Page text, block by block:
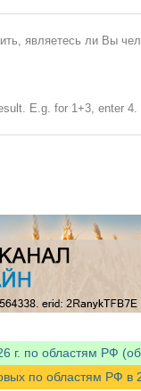
являетесь ли Вы
E.g. for 1+3, enter 4.
по областям РФ
по областям РФ в